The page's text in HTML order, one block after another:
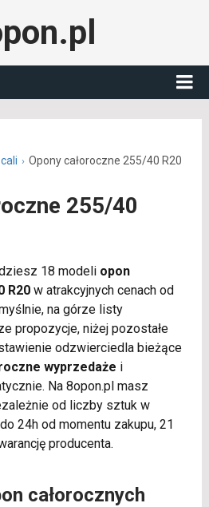
Opony całoroczne 255/40 R20
255/40
18 modeli opon
R20w atrakcyjnych cenach od
na górze listy
propozycje, niżej pozostałe
odzwierciedla bieżące
wyprzedaże i
Na 8opon.pl masz
od liczby sztuk w
24h od momentu zakupu, 21
producenta.
całorocznych